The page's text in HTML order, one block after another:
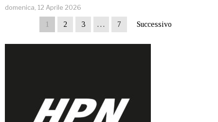
domenica, 12 Aprile 2026
1 2 3 … 7 Successivo